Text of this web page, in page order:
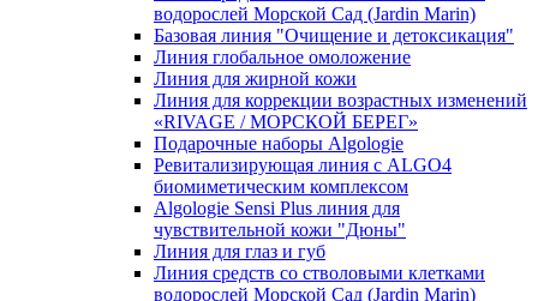
водорослей Морской Сад (Jardin Marin)
Базовая линия "Очищение и детоксикация"
Линия глобальное омоложение
Линия для жирной кожи
Линия для коррекции возрастных изменений
«RIVAGE / МОРСКОЙ БЕРЕГ»
Подарочные наборы Algologie
Ревитализирующая линия с ALGO4
биомиметическим комплексом
Algologie Sensi Plus линия для
чувcтвительной кожи "Дюны"
Линия для глаз и губ
Линия средств со стволовыми клетками
водорослей Морской Сад (Jardin Marin)